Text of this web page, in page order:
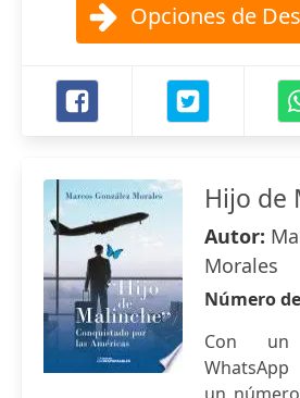
Opciones de
Hijo de
Autor:
Morales
Número
Con un